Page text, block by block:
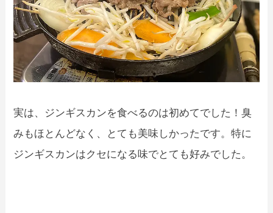
実は、ジンギスカンを食べるのは初めてでした！臭
みもほとんどなく、とても美味しかったです。特に
ジンギスカンはクセになる味でとても好みでした。